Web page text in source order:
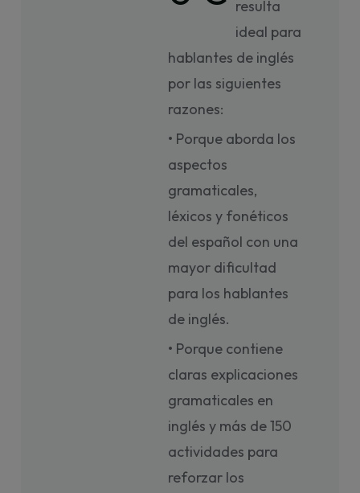
resulta
ideal para
hablantes de inglés
por las siguientes
razones:
• Porque aborda los
aspectos
gramaticales,
léxicos y fonéticos
del español con una
mayor dificultad
para los hablantes
de inglés.
• Porque contiene
claras explicaciones
gramaticales en
inglés y más de 150
actividades para
reforzar los